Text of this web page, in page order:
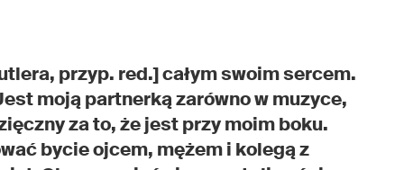
przyp. red.] całym swoim sercem.
moją partnerką zarówno w muzyce,
za to, że jest przy moim boku.
bycie ojcem, mężem i kolegą z